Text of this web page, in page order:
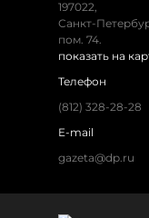
197022,
Санкт-
пом. 74.
показать на
Телефон
(812) 328-28-28
E-mail
gazeta@dp.ru